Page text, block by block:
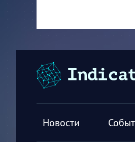
Новости